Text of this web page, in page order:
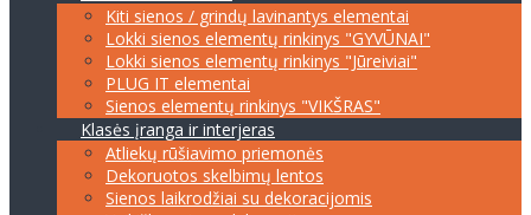
Kiti sienos / grindų lavinantys elementai
Lokki sienos elementų rinkinys "GYVŪNAI"
Lokki sienos elementų rinkinys "Jūreiviai"
PLUG IT elementai
Sienos elementų rinkinys "VIKŠRAS"
Klasės įranga ir interjeras
Atliekų rūšiavimo priemonės
Dekoruotos skelbimų lentos
Sienos laikrodžiai su dekoracijomis